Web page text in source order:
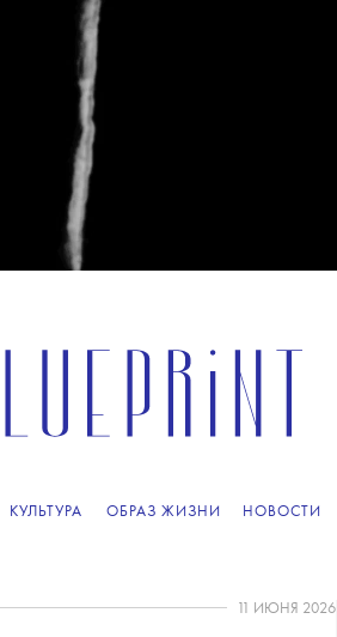
КУЛЬТУРА ОБРАЗ ЖИЗНИ НОВОСТИ
11 ИЮНЯ 2026